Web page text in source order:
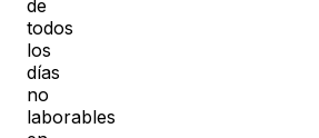
de
todos
los
días
no
laborables